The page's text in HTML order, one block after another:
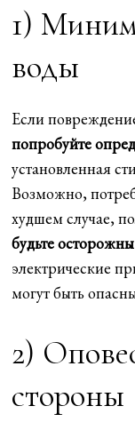
1)
воды
Если
попробуйте
установленная
Возможно,
худшем случае,
будьте
электрические
могут быть
2)
стороны